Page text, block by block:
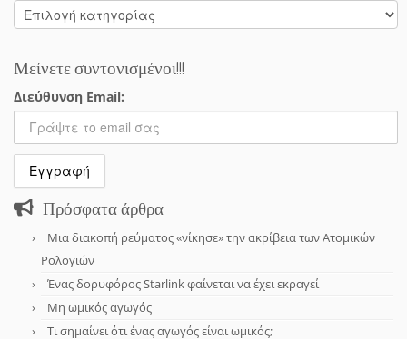
Κατηγορίες
Μείνετε συντονισμένοι!!!
Διεύθυνση Email:
Πρόσφατα άρθρα
Μια διακοπή ρεύματος «νίκησε» την ακρίβεια των Ατομικών
Ρολογιών
Ένας δορυφόρος Starlink φαίνεται να έχει εκραγεί
Μη ωμικός αγωγός
Τι σημαίνει ότι ένας αγωγός είναι ωμικός;